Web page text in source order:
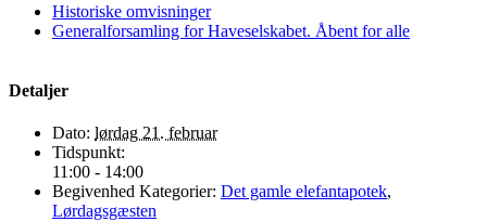
Historiske omvisninger
Generalforsamling for Haveselskabet. Åbent for alle
Detaljer
Dato: lørdag 21. februar
Tidspunkt:
11:00 - 14:00
Begivenhed Kategorier: Det gamle elefantapotek,
Lørdagsgæsten